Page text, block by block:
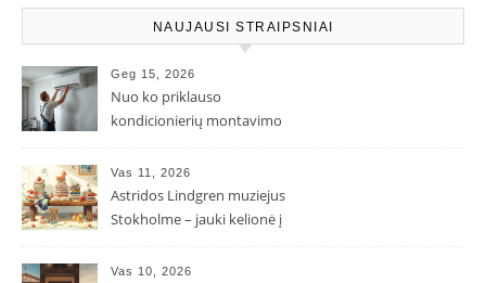
NAUJAUSI STRAIPSNIAI
Geg 15, 2026
Nuo ko priklauso
kondicionierių montavimo
Vas 11, 2026
Astridos Lindgren muziejus
Stokholme – jauki kelionė į
Vas 10, 2026